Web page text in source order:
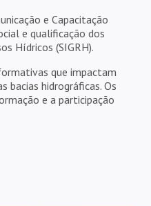
e Capacitação
e qualificação dos
Hídricos (SIGRH).
que impactam
bacias hidrográficas. Os
e a participação